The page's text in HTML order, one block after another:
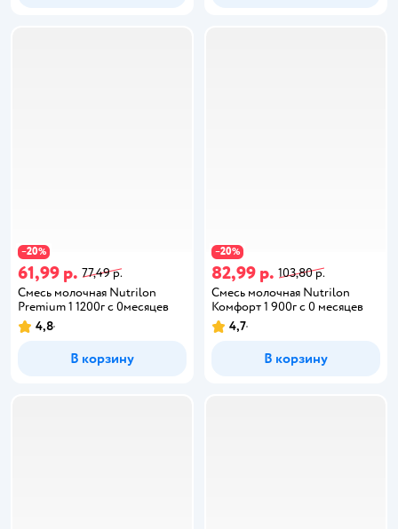
−20%
61,99 р. 77,49 р.
Смесь молочная Nutrilon
Premium 1 1200г с 0месяцев
4,8
В корзину
−20%
82,99 р. 103,80 р.
Смесь молочная Nutrilon
Комфорт 1 900г с 0 месяцев
4,7
В корзину